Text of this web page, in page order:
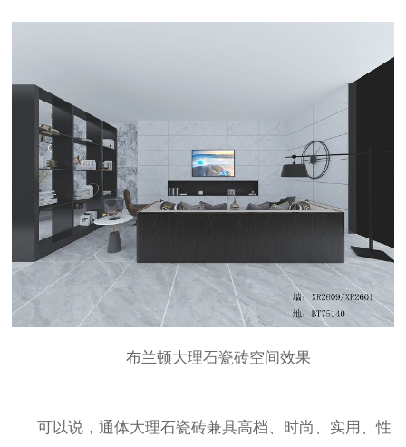
布兰顿大理石瓷砖空间效果
可以说，通体大理石瓷砖兼具高档、时尚、实用、性